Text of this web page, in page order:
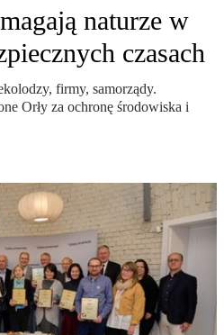
naturze w
czasach
firmy, samorządy.
Orły za ochronę środowiska i